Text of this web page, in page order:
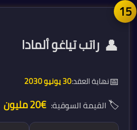
👤 راتب تياغو ألمادا
نهاية العقد:30 يونيو 2030
🏷️القيمة السوقية:€20 مليون